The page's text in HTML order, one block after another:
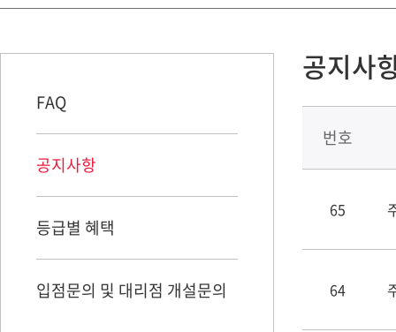
FAQ
공지사항
등급별 혜택
입점문의 및 대리점 개설문의
공지사
번호
65
64